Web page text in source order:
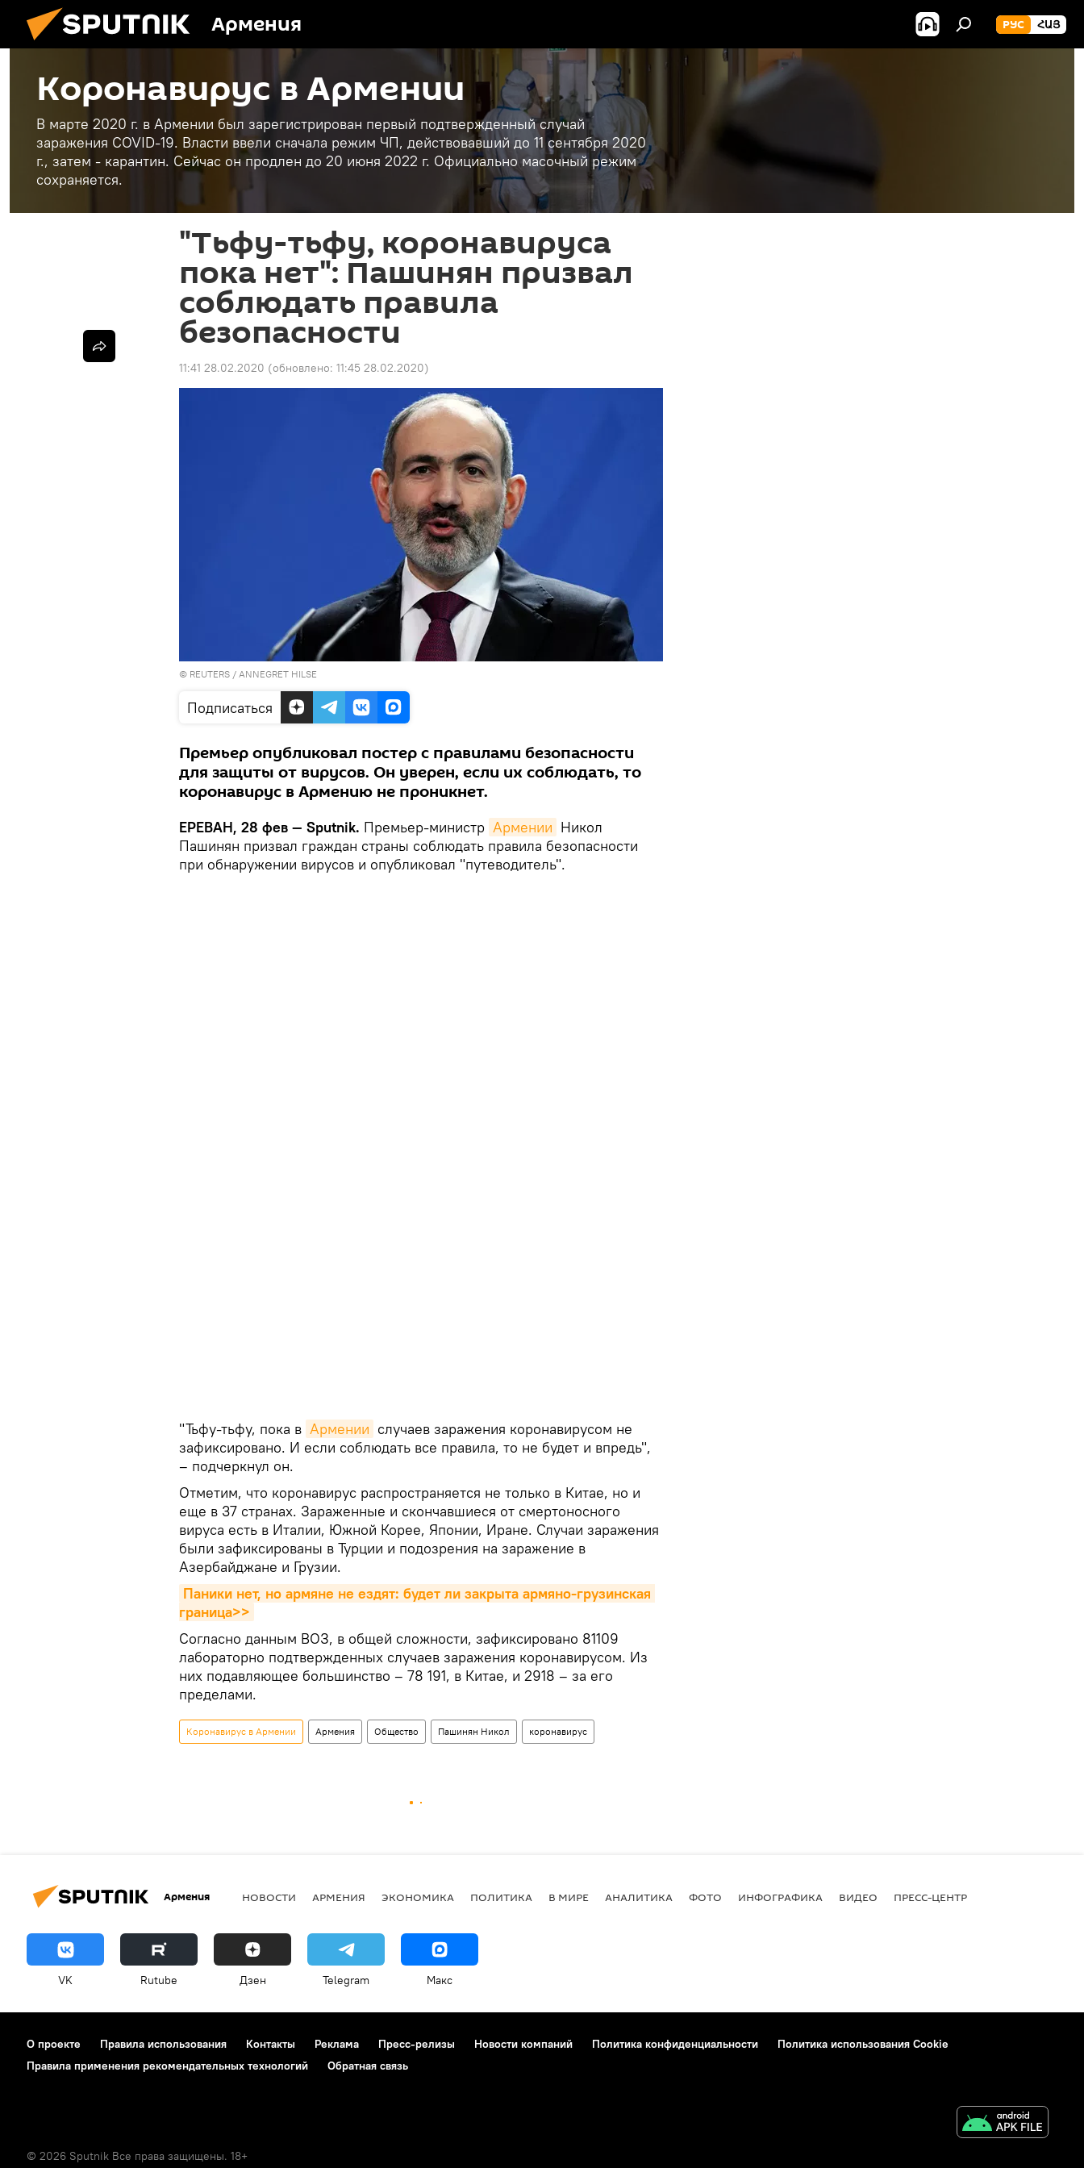
Армения РУС ՀԱՅ
Коронавирус в Армении
В марте 2020 г. в Армении был зарегистрирован первый подтвержденный случай
заражения COVID-19. Власти ввели сначала режим ЧП, действовавший до 11 сентября 2020
г., затем - карантин. Сейчас он продлен до 20 июня 2022 г. Официально масочный режим
сохраняется.
"Тьфу-тьфу, коронавируса
пока нет": Пашинян призвал
соблюдать правила
безопасности
11:41 28.02.2020 (обновлено: 11:45 28.02.2020)
© REUTERS / ANNEGRET HILSE
Подписаться
Премьер опубликовал постер с правилами безопасности
для защиты от вирусов. Он уверен, если их соблюдать, то
коронавирус в Армению не проникнет.
ЕРЕВАН, 28 фев — Sputnik. Премьер-министр Армении Никол
Пашинян призвал граждан страны соблюдать правила безопасности
при обнаружении вирусов и опубликовал "путеводитель".
"Тьфу-тьфу, пока в Армении случаев заражения коронавирусом не
зафиксировано. И если соблюдать все правила, то не будет и впредь",
– подчеркнул он.
Отметим, что коронавирус распространяется не только в Китае, но и
еще в 37 странах. Зараженные и скончавшиеся от смертоносного
вируса есть в Италии, Южной Корее, Японии, Иране. Случаи заражения
были зафиксированы в Турции и подозрения на заражение в
Азербайджане и Грузии.
Паники нет, но армяне не ездят: будет ли закрыта армяно-грузинская
граница>>
Согласно данным ВОЗ, в общей сложности, зафиксировано 81109
лабораторно подтвержденных случаев заражения коронавирусом. Из
них подавляющее большинство – 78 191, в Китае, и 2918 – за его
пределами.
Коронавирус в Армении Армения Общество Пашинян Никол коронавирус
Армения НОВОСТИ АРМЕНИЯ ЭКОНОМИКА ПОЛИТИКА В МИРЕ АНАЛИТИКА ФОТО ИНФОГРАФИКА ВИДЕО ПРЕСС-ЦЕНТР
VK Rutube Дзен Telegram Макс
О проекте Правила использования Контакты Реклама Пресс-релизы Новости компаний Политика конфиденциальности
Политика использования Cookie
Правила применения рекомендательных технологий
Обратная связь
© 2026 Sputnik Все права защищены. 18+